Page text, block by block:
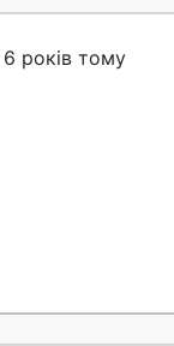
6 років тому